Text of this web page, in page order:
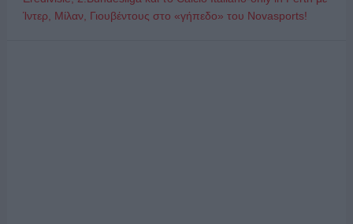
Ίντερ, Μίλαν, Γιουβέντους στο «γήπεδο» του Novasports!